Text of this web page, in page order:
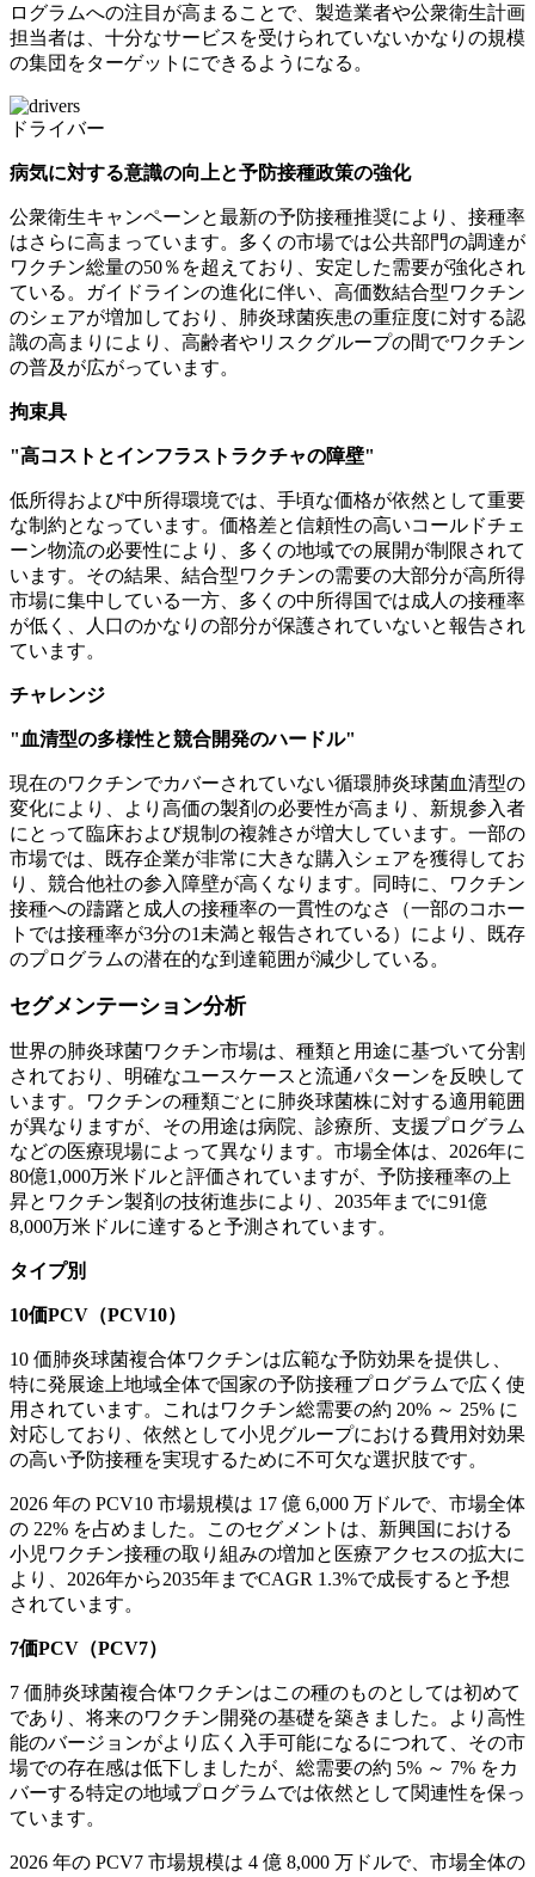
ログラムへの注目が高まることで、製造業者や公衆衛生計画
担当者は、十分なサービスを受けられていないかなりの規模
の集団をターゲットにできるようになる。
ドライバー
病気に対する意識の向上と予防接種政策の強化
公衆衛生キャンペーンと最新の予防接種推奨により、接種率
はさらに高まっています。多くの市場では公共部門の調達が
ワクチン総量の50％を超えており、安定した需要が強化され
ている。ガイドラインの進化に伴い、高価数結合型ワクチン
のシェアが増加しており、肺炎球菌疾患の重症度に対する認
識の高まりにより、高齢者やリスクグループの間でワクチン
の普及が広がっています。
拘束具
"高コストとインフラストラクチャの障壁"
低所得および中所得環境では、手頃な価格が依然として重要
な制約となっています。価格差と信頼性の高いコールドチェ
ーン物流の必要性により、多くの地域での展開が制限されて
います。その結果、結合型ワクチンの需要の大部分が高所得
市場に集中している一方、多くの中所得国では成人の接種率
が低く、人口のかなりの部分が保護されていないと報告され
ています。
チャレンジ
"血清型の多様性と競合開発のハードル"
現在のワクチンでカバーされていない循環肺炎球菌血清型の
変化により、より高価の製剤の必要性が高まり、新規参入者
にとって臨床および規制の複雑さが増大しています。一部の
市場では、既存企業が非常に大きな購入シェアを獲得してお
り、競合他社の参入障壁が高くなります。同時に、ワクチン
接種への躊躇と成人の接種率の一貫性のなさ（一部のコホー
トでは接種率が3分の1未満と報告されている）により、既存
のプログラムの潜在的な到達範囲が減少している。
セグメンテーション分析
世界の肺炎球菌ワクチン市場は、種類と用途に基づいて分割
されており、明確なユースケースと流通パターンを反映して
います。ワクチンの種類ごとに肺炎球菌株に対する適用範囲
が異なりますが、その用途は病院、診療所、支援プログラム
などの医療現場によって異なります。市場全体は、2026年に
80億1,000万米ドルと評価されていますが、予防接種率の上
昇とワクチン製剤の技術進歩により、2035年までに91億
8,000万米ドルに達すると予測されています。
タイプ別
10価PCV（PCV10）
10 価肺炎球菌複合体ワクチンは広範な予防効果を提供し、
特に発展途上地域全体で国家の予防接種プログラムで広く使
用されています。これはワクチン総需要の約 20% ～ 25% に
対応しており、依然として小児グループにおける費用対効果
の高い予防接種を実現するために不可欠な選択肢です。
2026 年の PCV10 市場規模は 17 億 6,000 万ドルで、市場全体
の 22% を占めました。このセグメントは、新興国における
小児ワクチン接種の取り組みの増加と医療アクセスの拡大に
より、2026年から2035年までCAGR 1.3%で成長すると予想
されています。
7価PCV（PCV7）
7 価肺炎球菌複合体ワクチンはこの種のものとしては初めて
であり、将来のワクチン開発の基礎を築きました。より高性
能のバージョンがより広く入手可能になるにつれて、その市
場での存在感は低下しましたが、総需要の約 5% ～ 7% をカ
バーする特定の地域プログラムでは依然として関連性を保っ
ています。
2026 年の PCV7 市場規模は 4 億 8,000 万ドルで、市場全体の